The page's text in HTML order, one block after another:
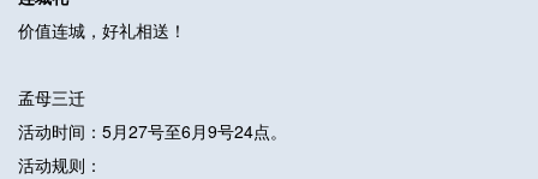
价值连城，好礼相送！
孟母三迁
活动时间：5月27号至6月9号24点。
活动规则：